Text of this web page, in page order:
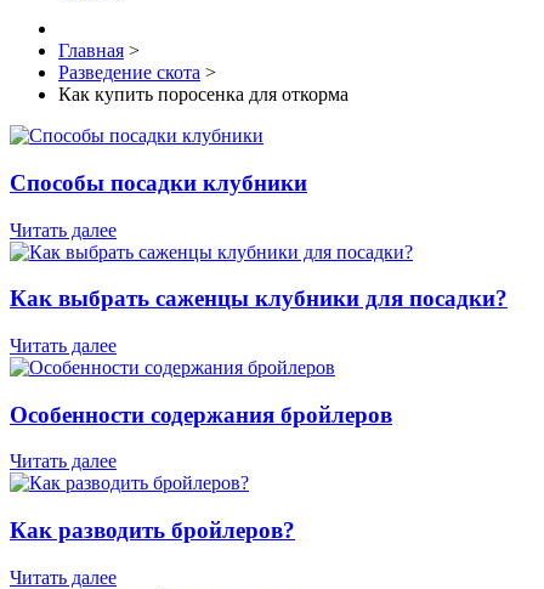
Главная >
Разведение скота >
Как купить поросенка для откорма
Способы посадки клубники
Читать далее
Как выбрать саженцы клубники для посадки?
Читать далее
Особенности содержания бройлеров
Читать далее
Как разводить бройлеров?
Читать далее